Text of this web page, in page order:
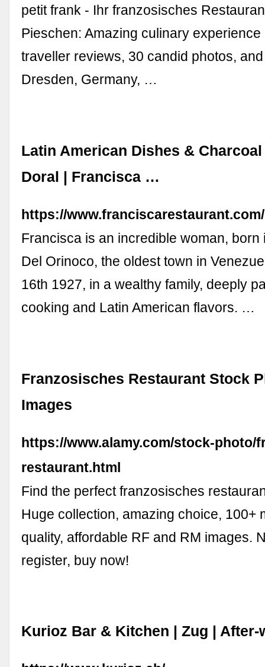
petit frank - Ihr franzosisches
Pieschen: Amazing culinary experience
traveller reviews, 30 candid photos,
Dresden, Germany, …
Latin American Dishes &
Doral | Francisca …
https://www.franciscarestaurant.com/
Francisca is an incredible woman, born
Del Orinoco, the oldest town in
16th 1927, in a wealthy family, deeply
cooking and Latin American flavors. …
Franzosisches Restaurant Stock
Images
https://www.alamy.com/stock-photo/
restaurant.html
Find the perfect franzosisches
Huge collection, amazing choice, 100+
quality, affordable RF and RM images.
register, buy now!
Kurioz Bar & Kitchen | Zug | After-